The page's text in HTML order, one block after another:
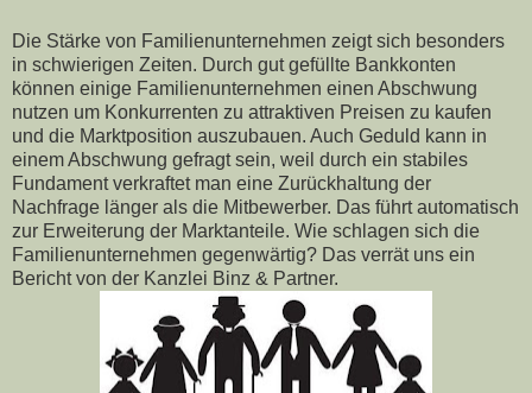
Die Stärke von Familienunternehmen zeigt sich besonders
in schwierigen Zeiten. Durch gut gefüllte Bankkonten
können einige Familienunternehmen einen Abschwung
nutzen um Konkurrenten zu attraktiven Preisen zu kaufen
und die Marktposition auszubauen. Auch Geduld kann in
einem Abschwung gefragt sein, weil durch ein stabiles
Fundament verkraftet man eine Zurückhaltung der
Nachfrage länger als die Mitbewerber. Das führt automatisch
zur Erweiterung der Marktanteile. Wie schlagen sich die
Familienunternehmen gegenwärtig? Das verrät uns ein
Bericht von der Kanzlei Binz & Partner.